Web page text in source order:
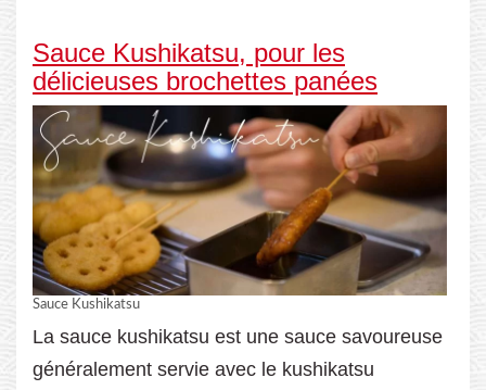
Sauce Kushikatsu, pour les
délicieuses brochettes panées
Sauce Kushikatsu
La sauce kushikatsu est une sauce savoureuse
généralement servie avec le kushikatsu